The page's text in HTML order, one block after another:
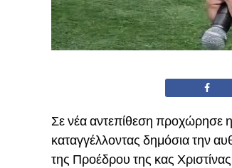
Σε νέα αντεπίθεση προχώρησε
καταγγέλλοντας δημόσια την
της Προέδρου της κας